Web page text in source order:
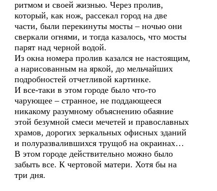
ритмом и своей жизнью. Через пролив,
который, как нож, рассекал город на две
части, были перекинуты мосты – ночью они
сверкали огнями, и тогда казалось, что мосты
парят над черной водой.
Из окна номера пролив казался не настоящим,
а нарисованным на яркой, до мельчайших
подробностей отчетливой картинке.
И все-таки в этом городе было что-то
чарующее – странное, не поддающееся
никакому разумному объяснению обаяние
этой безумной смеси мечетей и православных
храмов, дорогих зеркальных офисных зданий
и полуразвалившихся трущоб на окраинах…
В этом городе действительно можно было
забыть все. К чертовой матери. Хотя бы на
три дня.